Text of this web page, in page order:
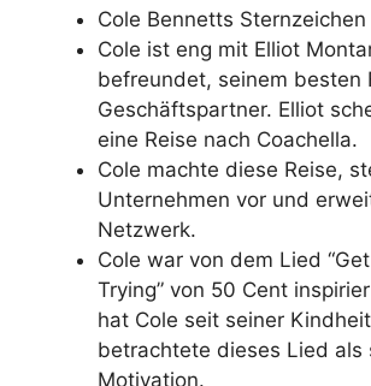
Cole Bennetts
Cole ist eng mit Elliot
befreundet, seinem besten
Geschäftspartner. Elliot
eine Reise nach Coachella.
Cole machte diese Reise,
Unternehmen vor und
Netzwerk.
Cole war von dem Lied
Trying” von 50 Cent
hat Cole seit seiner
betrachtete dieses Lied als
Motivation.